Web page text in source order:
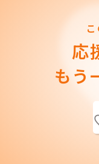
応
もう